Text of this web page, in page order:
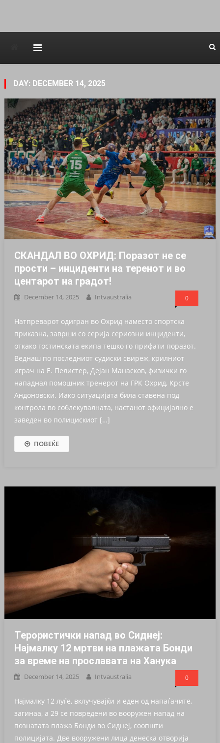
DAY: DECEMBER 14, 2025
СКАНДАЛ ВО ОХРИД: Поразот не се
прости – инциденти на теренот и во
центарот на градот!
December 14, 2025 Intvaustralia 0
Натпреварот одигран во Охрид наместо спортска
приказна, заврши со серија сериозни инциденти,
откако гостинската екипа тешко го прифати поразот.
Веднаш по последниот судиски свиреж, крилниот
играч на Е. Пелистер, Дејан Манасков, физички го
нападнал помошник тренерот на ГРК Охрид, Крсте
Андоновски. Иако ситуацијата била ставена под
контрола во соблекувалната, настанот официјално е
заведeн во полицискиот […]
ПОВЕЌЕ
Терористички напад во Сиднеј:
Најмалку 12 мртви на плажата Бонди
за време на прославата на Ханука
December 14, 2025 Intvaustralia 0
Најмалку 12 луѓе, вклучувајќи и еден од напаѓачите,
загинаа, а 29 се повредени во вооружен напад на
познатата плажа Бонди во Сиднеј, соопшти
полицијата. Две вооружени лица денеска отворија